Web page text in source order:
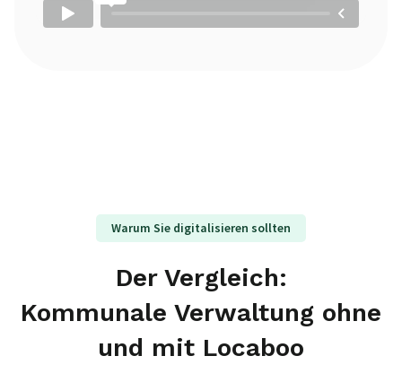
Warum Sie digitalisieren sollten
Der Vergleich:
Kommunale Verwaltung ohne
und mit Locaboo